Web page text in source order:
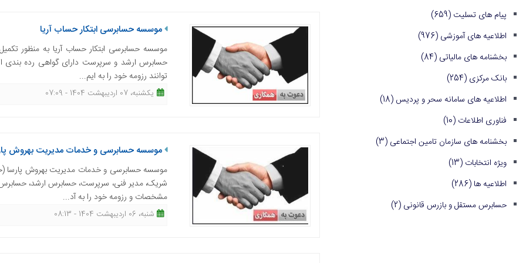
پیام های تسلیت (659)
اطلاعیه های آموزشی (976)
بخشنامه های مالیاتی (84)
بانک مرکزی (254)
اطلاعیه های سامانه سحر و پردیس (18)
فناوری اطلاعات (10)
بخشنامه های سازمان تامین اجتماعی (3)
ویژه انتخابات (13)
اطلاعیه ها (286)
حسابرس مستقل و بازرس قانونی (2)
موسسه حسابرسی ابتکار حساب آریا
موسسه حسابرسی ابتکار حساب آریا به منظور
حسابرس ارشد و سرپرست دارای گواهی رده بندی
توانند رزومه خود را به ایم...
یکشنبه، 07 اردیبهشت 1404 - 07:09
موسسه حسابرسی و خدمات مدیریت بهروش
موسسه حسابرسی و خدمات مدیریت بهروش پارسا
شریک، مدیر فنی، سرپرست، حسابرس ارشد،
مشخصات و رزومه خود را به آد...
شنبه، 06 اردیبهشت 1404 - 08:13